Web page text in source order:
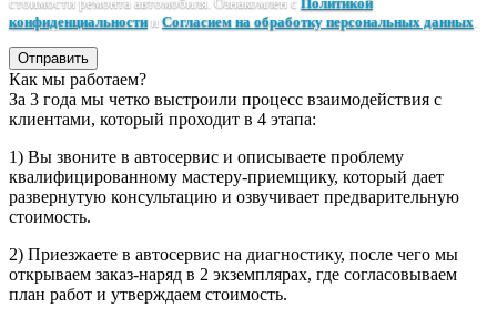
конфиденциальностии Согласием на обработку персональных данных
Отправить
Как мы работаем?
За 3 года мы четко выстроили процесс взаимодействия с
клиентами, который проходит в 4 этапа:
1) Вы звоните в автосервис и описываете проблему
квалифицированному мастеру-приемщику, который дает
развернутую консультацию и озвучивает предварительную
стоимость.
2) Приезжаете в автосервис на диагностику, после чего мы
открываем заказ-наряд в 2 экземплярах, где согласовываем
план работ и утверждаем стоимость.